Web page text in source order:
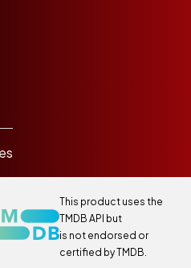
This product uses the
TMDB API but
is not endorsed or
certified by TMDB.